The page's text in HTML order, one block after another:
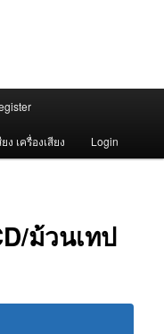
เครื่องเสียง Login
ม้วนเทป